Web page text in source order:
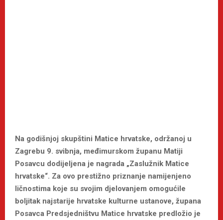
Na godišnjoj skupštini Matice hrvatske, održanoj u
Zagrebu 9. svibnja, međimurskom županu Matiji
Posavcu dodijeljena je nagrada „Zaslužnik Matice
hrvatske“. Za ovo prestižno priznanje namijenjeno
ličnostima koje su svojim djelovanjem omogućile
boljitak najstarije hrvatske kulturne ustanove, župana
Posavca Predsjedništvu Matice hrvatske predložio je